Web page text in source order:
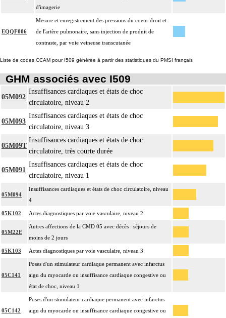
d'imagerie
EQQF006
Mesure et enregistrement des pressions du coeur droit et
de l'artère pulmonaire, sans injection de produit de
contraste, par voie veineuse transcutanée
Liste de codes CCAM pour I509 générée à partir des statistiques du PMSI français
GHM associés avec I509
05M092
Insuffisances cardiaques et états de choc
circulatoire, niveau 2
05M093
Insuffisances cardiaques et états de choc
circulatoire, niveau 3
05M09T
Insuffisances cardiaques et états de choc
circulatoire, très courte durée
05M091
Insuffisances cardiaques et états de choc
circulatoire, niveau 1
05M094
Insuffisances cardiaques et états de choc circulatoire, niveau
4
05K102 Actes diagnostiques par voie vasculaire, niveau 2
05M22E
Autres affections de la CMD 05 avec décès : séjours de
moins de 2 jours
05K103 Actes diagnostiques par voie vasculaire, niveau 3
05C141
Poses d'un stimulateur cardiaque permanent avec infarctus
aigu du myocarde ou insuffisance cardiaque congestive ou
état de choc, niveau 1
05C142
Poses d'un stimulateur cardiaque permanent avec infarctus
aigu du myocarde ou insuffisance cardiaque congestive ou